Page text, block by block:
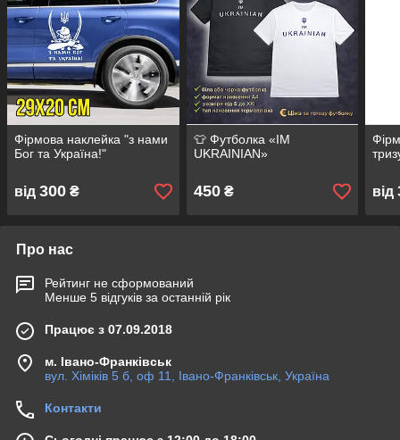
Фірмова наклейка "з нами
Бог та Україна!"
від 300 ₴
👕 Футболка «IM
UKRAINIAN»
450₴ від
Про нас
Рейтинг не сформований
Менше 5 відгуків за останній рік
Працює з 07.09.2018
м. Івано-Франківськ
вул. Хіміків 5 б, оф 11, Івано-Франківськ, Україна
Контакти